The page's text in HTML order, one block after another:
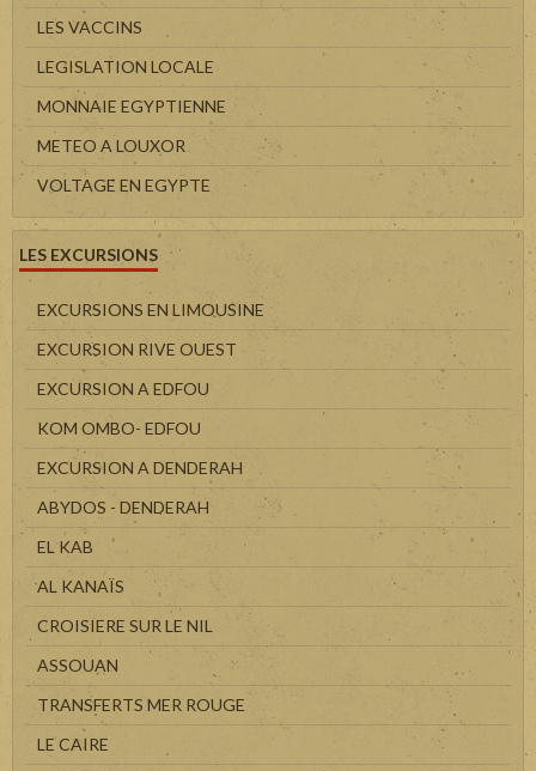
LES VACCINS
LEGISLATION LOCALE
MONNAIE EGYPTIENNE
METEO A LOUXOR
VOLTAGE EN EGYPTE
LES EXCURSIONS
EXCURSIONS EN LIMOUSINE
EXCURSION RIVE OUEST
EXCURSION A EDFOU
KOM OMBO- EDFOU
EXCURSION A DENDERAH
ABYDOS - DENDERAH
EL KAB
AL KANAÏS
CROISIERE SUR LE NIL
ASSOUAN
TRANSFERTS MER ROUGE
LE CAIRE